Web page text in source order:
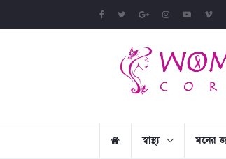
স্বাস্থ্য মনের